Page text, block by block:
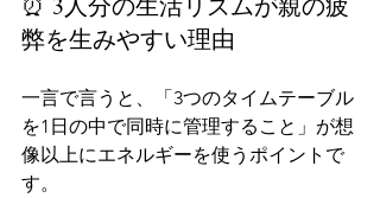
弊を生みやすい理由
一言で言うと、「3つのタイムテーブル
を1日の中で同時に管理すること」が想
像以上にエネルギーを使うポイントで
す。